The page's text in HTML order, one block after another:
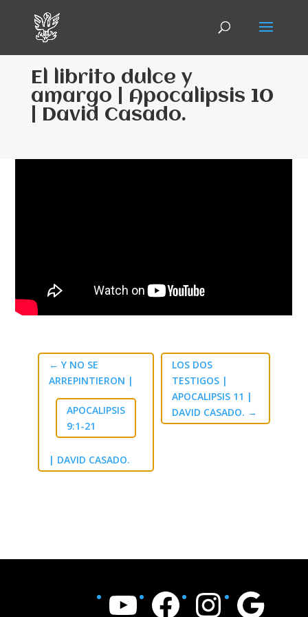
El librito dulce y
amargo | Apocalipsis 10
| David Casado.
← Y NO SE
ARREPINTIERON |
APOCALIPSIS
9:1-21
| DAVID CASADO.
LOS DOS
TESTIGOS |
APOCALIPSIS 11 |
DAVID CASADO. →
YouTube Facebook Instagram Google